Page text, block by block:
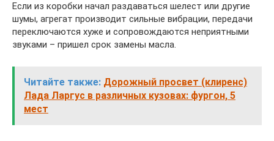
Если из коробки начал раздаваться шелест или другие
шумы, агрегат производит сильные вибрации, передачи
переключаются хуже и сопровождаются неприятными
звуками – пришел срок замены масла.
Читайте также: Дорожный просвет (клиренс)
Лада Ларгус в различных кузовах: фургон, 5
мест